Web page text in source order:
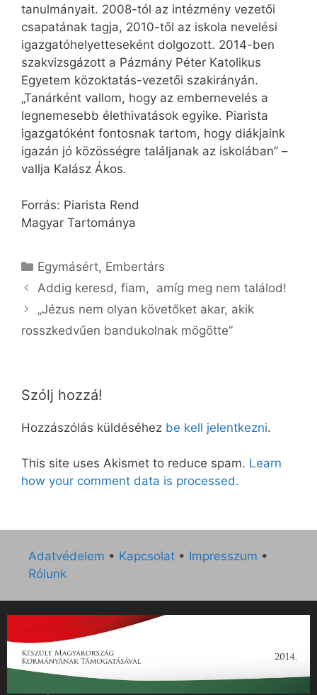
tanulmányait. 2008-tól az intézmény vezetői
csapatának tagja, 2010-től az iskola nevelési
igazgatóhelyetteseként dolgozott. 2014-ben
szakvizsgázott a Pázmány Péter Katolikus
Egyetem közoktatás-vezetői szakirányán.
„Tanárként vallom, hogy az embernevelés a
legnemesebb élethivatások egyike. Piarista
igazgatóként fontosnak tartom, hogy diákjaink
igazán jó közösségre találjanak az iskolában” –
vallja Kalász Ákos.
Forrás: Piarista Rend
Magyar Tartománya
Kategória
Egymásért, Embertárs
Addig keresd, fiam, amíg meg nem találod!
„Jézus nem olyan követőket akar, akik
rosszkedvűen bandukolnak mögötte”
Szólj hozzá!
Hozzászólás küldéséhez be kell jelentkezni.
This site uses Akismet to reduce spam. Learn
how your comment data is processed.
Adatvédelem • Kapcsolat • Impresszum •
Rólunk